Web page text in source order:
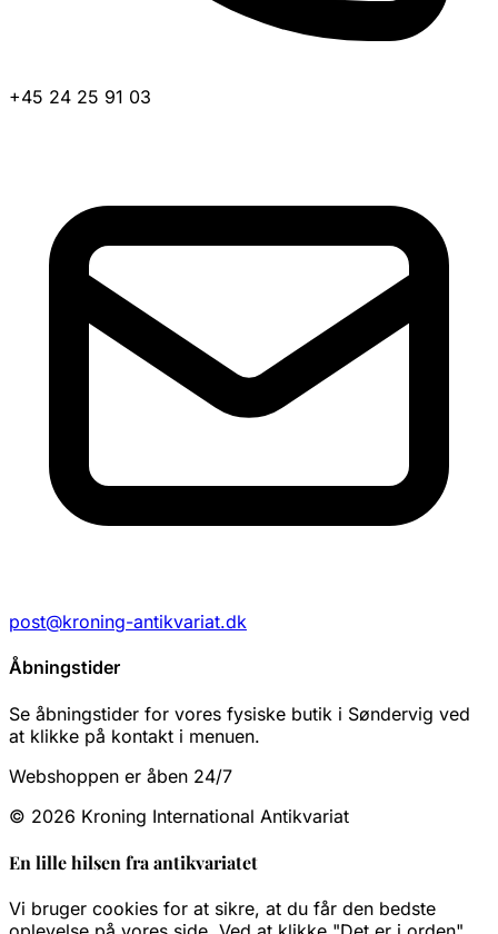
+45 24 25 91 03
post@kroning-antikvariat.dk
Åbningstider
Se åbningstider for vores fysiske butik i Søndervig ved
at klikke på kontakt i menuen.
Webshoppen er åben 24/7
© 2026 Kroning International Antikvariat
En lille hilsen fra antikvariatet
Vi bruger cookies for at sikre, at du får den bedste